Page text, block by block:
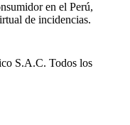
en el Perú,
de incidencias.
S.A.C. Todos los